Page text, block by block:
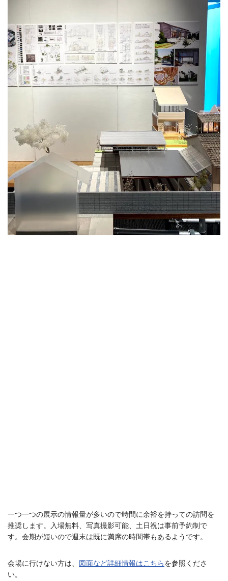
一つ一つの展示の情報量が多いので時間に余裕を持っての訪問を
推奨します。入場無料、写真撮影可能、土日祝は事前予約制で
す。会期が短いので週末は既に満席の時間帯もあるようです。
会場に行けない方は、 図面など詳細情報はこちら を参照くださ
い。